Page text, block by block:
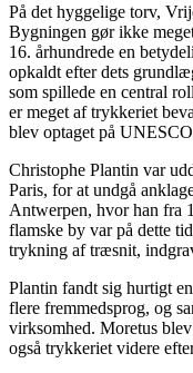
På det hyggelige torv,
Bygningen gør ikke
16. århundrede en
opkaldt efter dets
som spillede en central
er meget af trykkeriet
blev optaget på
Christophe Plantin var
Paris, for at undgå
Antwerpen, hvor han fra
flamske by var på dette
trykning af træsnit,
Plantin fandt sig hurtigt
flere fremmedsprog, og
virksomhed. Moretus
også trykkeriet videre